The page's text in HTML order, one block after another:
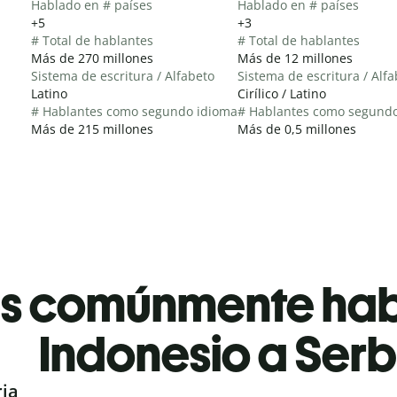
Hablado en # países
+5
# Total de hablantes
Más de 270 millones
Sistema de escritura / Alfabeto
Latino
# Hablantes como segundo idioma
Más de 215 millones
Hablado en # países
+3
# Total de hablantes
Más de 12 millones
Sistema de escritura /
Cirílico / Latino
# Hablantes como
Más de 0,5 millones
comúnmente
Indonesio a